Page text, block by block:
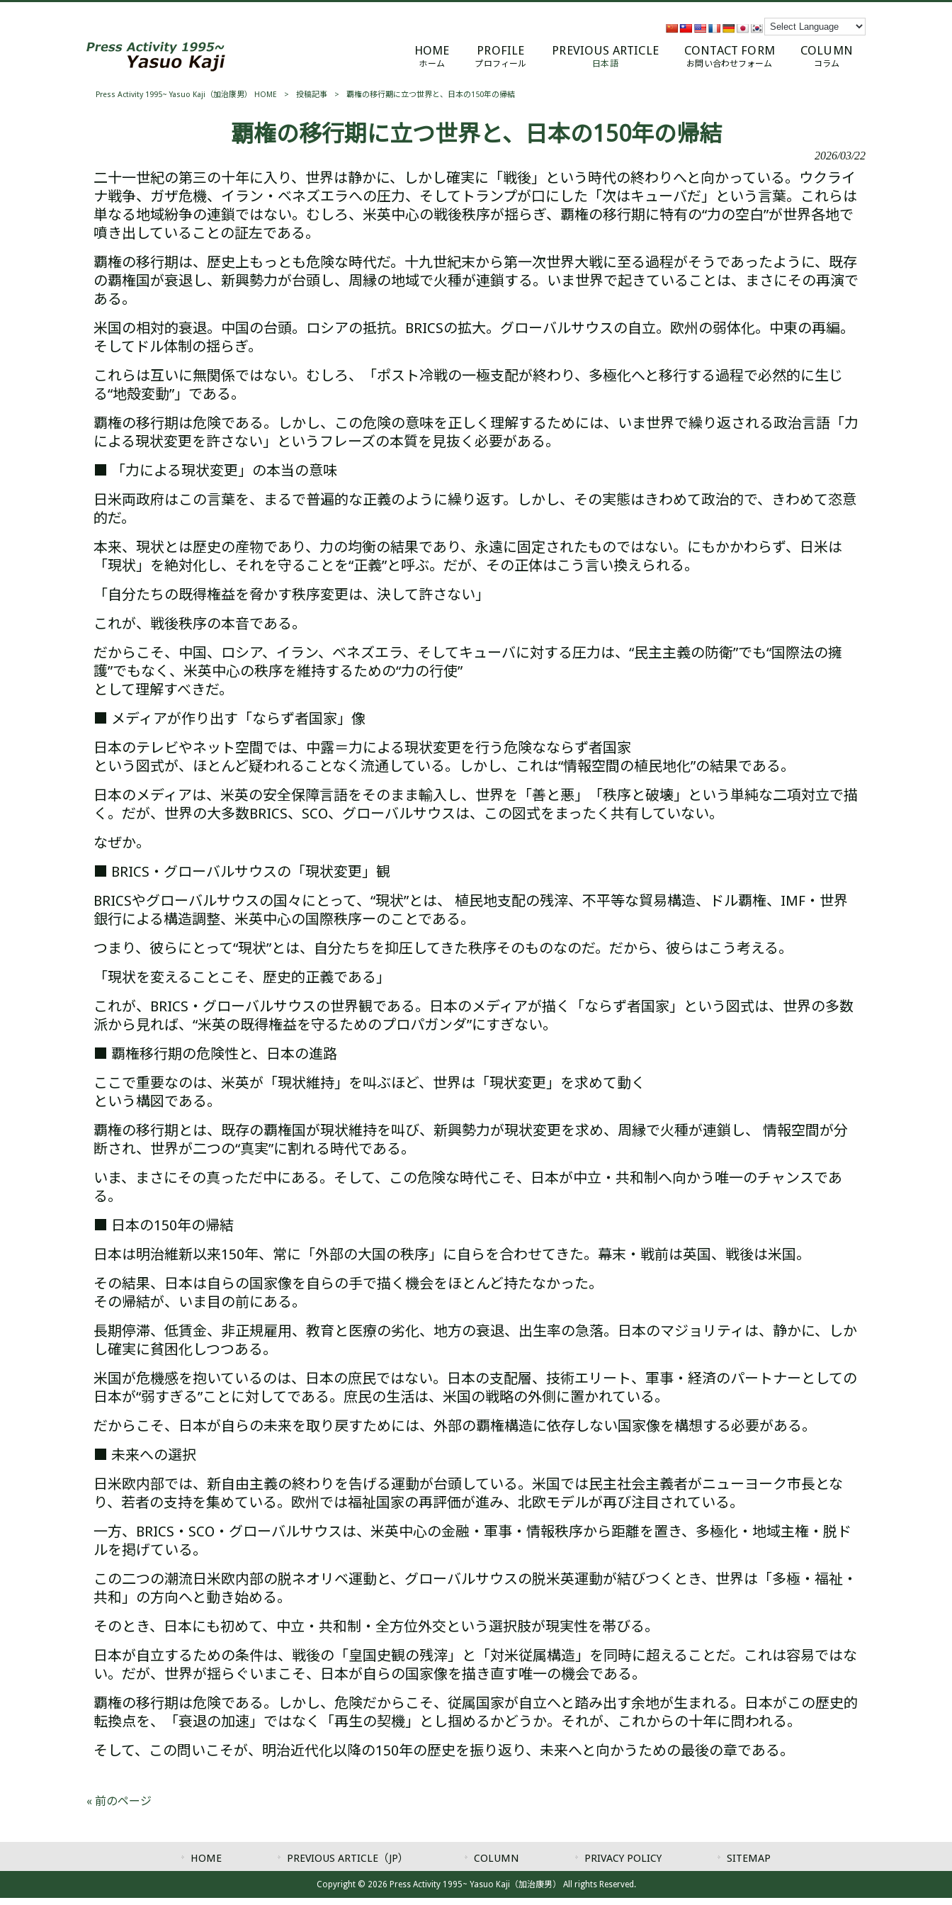
HOME
ホーム
PROFILE
プロフィール
PREVIOUS ARTICLE
日本語
CONTACT FORM
お問い合わせフォーム
COLUMN
コラム
Press Activity 1995~ Yasuo Kaji（加治康男） HOME > 投稿記事 > 覇権の移行期に立つ世界と、日本の150年の帰結
覇権の移行期に立つ世界と、日本の150年の帰結
2026/03/22
二十一世紀の第三の十年に入り、世界は静かに、しかし確実に「戦後」という時代の終わりへと向かっている。
ウクライ
ナ戦争、ガザ危機、イラン・ベネズエラへの圧力、そしてトランプが口にした「次はキューバだ」という言葉。
これらは
単なる地域紛争の連鎖ではない。 むしろ、米英中心の戦後秩序が揺らぎ、覇権の移行期に特有の“力の空白”が世界各地で
噴き出していることの証左である。
覇権の移行期は、歴史上もっとも危険な時代だ。 十九世紀末から第一次世界大戦に至る過程がそうであったように、 既存
の覇権国が衰退し、新興勢力が台頭し、周縁の地域で火種が連鎖する。 いま世界で起きていることは、まさにその再演で
ある。
米国の相対的衰退。 中国の台頭。 ロシアの抵抗。 BRICSの拡大。 グローバルサウスの自立。 欧州の弱体化。 中東の再編。
そしてドル体制の揺らぎ。
これらは互いに無関係ではない。 むしろ、「ポスト冷戦の一極支配が終わり、多極化へと移行する過程で必然的に生じ
る“地殻変動”」である。
覇権の移行期は危険である。
しかし、この危険の意味を正しく理解するためには、 いま世界で繰り返される政治言語―― 「力
による現状変更を許さない」
というフレーズの本質を見抜く必要がある。
■ 「力による現状変更」の本当の意味
日米両政府はこの言葉を、まるで普遍的な正義のように繰り返す。
しかし、その実態はきわめて政治的で、きわめて恣意
的だ。
本来、現状とは歴史の産物であり、力の均衡の結果であり、永遠に固定されたものではない。 にもかかわらず、日米は
「現状」を絶対化し、それを守ることを“正義”と呼ぶ。 だが、その正体はこう言い換えられる。
「自分たちの既得権益を脅かす秩序変更は、決して許さない」
これが、戦後秩序の本音である。
だからこそ、中国、ロシア、イラン、ベネズエラ、そしてキューバに対する圧力は、 “民主主義の防衛”でも“国際法の擁
護”でもなく、 米英中心の秩序を維持するための“力の行使”
として理解すべきだ。
■ メディアが作り出す「ならず者国家」像
日本のテレビやネット空間では、 中露＝力による現状変更を行う危険なならず者国家
という図式が、ほとんど疑われることなく流通している。
しかし、これは“情報空間の植民地化”の結果である。
日本のメディアは、米英の安全保障言語をそのまま輸入し、 世界を「善と悪」「秩序と破壊」という単純な二項対立で描
く。 だが、世界の大多数――BRICS、SCO、グローバルサウス――は、
この図式をまったく共有していない。
なぜか。
■ BRICS・グローバルサウスの「現状変更」観
BRICSやグローバルサウスの国々にとって、“現状”とは、 植民地支配の残滓、不平等な貿易構造、ドル覇権、IMF・世界
銀行による構造調整、米英中心の国際秩序ーのことである。
つまり、彼らにとって“現状”とは、自分たちを抑圧してきた秩序そのものなのだ。だから、彼らはこう考える。
「現状を変えることこそ、歴史的正義である」
これが、BRICS・グローバルサウスの世界観である。
日本のメディアが描く「ならず者国家」という図式は、 世界の多数
派から見れば、 “米英の既得権益を守るためのプロパガンダ”にすぎない。
■ 覇権移行期の危険性と、日本の進路
ここで重要なのは、 米英が「現状維持」を叫ぶほど、世界は「現状変更」を求めて動く
という構図である。
覇権の移行期とは、 既存の覇権国が現状維持を叫び、 新興勢力が現状変更を求め、 周縁で火種が連鎖し、
情報空間が分
断され、 世界が二つの“真実”に割れる時代である。
いま、まさにその真っただ中にある。 そして、この危険な時代こそ、 日本が中立・共和制へ向かう唯一のチャンスであ
る。
■ 日本の150年の帰結
日本は明治維新以来150年、 常に「外部の大国の秩序」に自らを合わせてきた。 幕末・ 戦前は英国、戦後は米国。
その結果、日本は自らの国家像を自らの手で描く機会をほとんど持たなかった。
その帰結が、いま目の前にある。
長期停滞、低賃金、非正規雇用、教育と医療の劣化、地方の衰退、出生率の急落。
日本のマジョリティは、静かに、しか
し確実に貧困化しつつある。
米国が危機感を抱いているのは、日本の庶民ではない。
日本の支配層、技術エリート、軍事・経済のパートナーとしての
日本が“弱すぎる”ことに対してである。 庶民の生活は、米国の戦略の外側に置かれている。
だからこそ、
日本が自らの未来を取り戻すためには、外部の覇権構造に依存しない国家像を構想する必要がある。
■ 未来への選択
日米欧内部では、新自由主義の終わりを告げる運動が台頭している。 米国では民主社会主義者がニューヨーク市長とな
り、若者の支持を集めている。 欧州では福祉国家の再評価が進み、北欧モデルが再び注目されている。
一方、BRICS・SCO・グローバルサウスは、 米英中心の金融・軍事・情報秩序から距離を置き、 多極化・地域主権・脱ド
ルを掲げている。
この二つの潮流――日米欧内部の脱ネオリベ運動と、グローバルサウスの脱米英運動が結びつくとき、 世界は「多極・福祉・
共和」の方向へと動き始める。
そのとき、日本にも初めて、 中立・共和制・全方位外交と いう選択肢が現実性を帯びる。
日本が自立するための条件は、戦後の「皇国史観の残滓」と「対米従属構造」を同時に超えることだ。これは容易ではな
い。だが、世界が揺らぐいまこそ、日本が自らの国家像を描き直す唯一の機会である。
覇権の移行期は危険である。しかし、危険だからこそ、従属国家が自立へと踏み出す余地が生まれる。日本がこの歴史的
転換点を、「衰退の加速」ではなく「再生の契機」とし掴めるかどうか。それが、これからの十年に問われる。
そして、この問いこそが、明治近代化以降の150年の歴史を振り返り、未来へと向かうための最後の章である。
« 前のページ
HOME PREVIOUS ARTICLE（JP） COLUMN PRIVACY POLICY SITEMAP
Copyright © 2026 Press Activity 1995~ Yasuo Kaji（加治康男） All rights Reserved.